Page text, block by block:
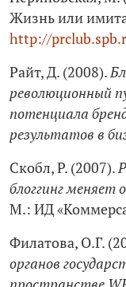
Жизнь или
http://
Райт, Д. (2008).
революционный
потенциала
результатов в
Скобл, Р. (2007).
блоггинг меняет
М.: ИД
Филатова, О.Г.
органов